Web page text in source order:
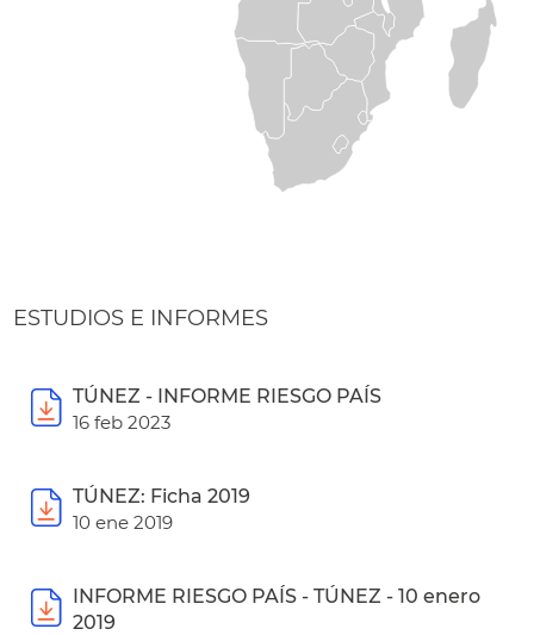
ESTUDIOS E INFORMES
TÚNEZ - INFORME RIESGO PAÍS
16 feb 2023
TÚNEZ: Ficha 2019
10 ene 2019
INFORME RIESGO PAÍS - TÚNEZ - 10 enero
2019